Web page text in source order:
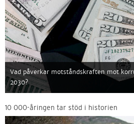
Vad påverkar motståndskraften mot
2030?
10 000-åringen tar stöd i historien